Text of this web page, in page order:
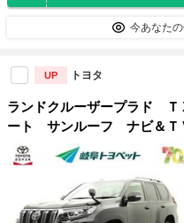
今あなた
UP トヨタ
ランドクルーザープラド
ート サンルーフ ナビ＆
ックカメラ ＤＶＤ再生 ミ
突被害軽減システム ＥＴ
ＥＤヘッドランプ